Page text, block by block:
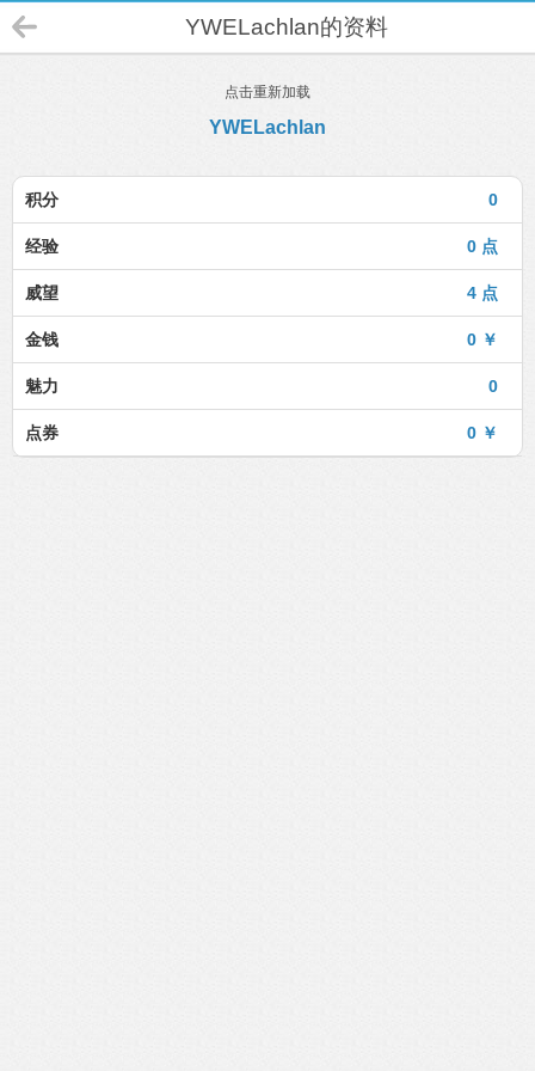
YWELachlan的资料
点击重新加载
YWELachlan
0
积分
0 点
经验
4 点
威望
0 ￥
金钱
0
魅力
0 ￥
点券